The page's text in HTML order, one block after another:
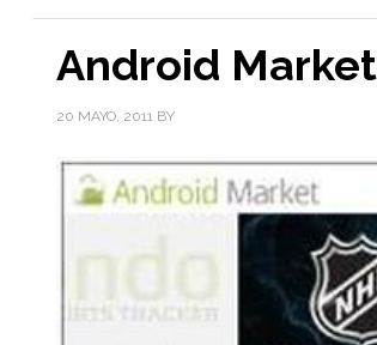
Android
20 MAYO, 2011 BY